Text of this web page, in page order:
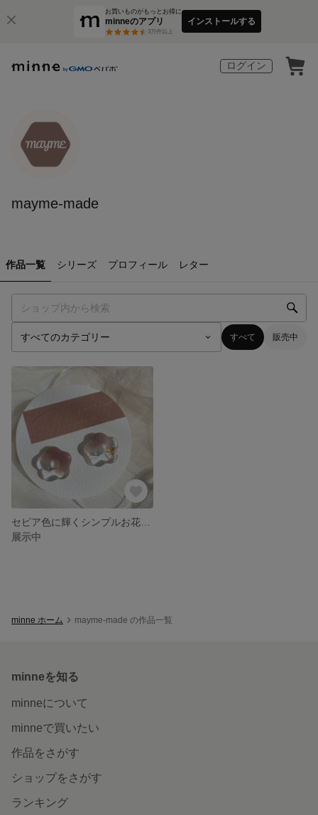
お買いものがもっとお得に
minneのアプリ
3万件以上
インストールする
ログイン
mayme-made
作品一覧 シリーズ プロフィール レター
すべて 販売中
展示中
minne ホーム mayme-made の作品一覧
minneを知る
minneについて
minneで買いたい
作品をさがす
ショップをさがす
ランキング